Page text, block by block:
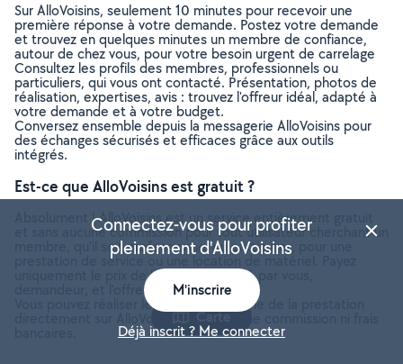
Sur AlloVoisins, seulement 10 minutes pour recevoir une
première réponse à votre demande. Postez votre demande
et trouvez en quelques minutes un membre de confiance,
autour de chez vous, pour votre besoin urgent de carrelage
Consultez les profils des membres, professionnels ou
particuliers, qui vous ont contacté. Présentation, photos de
réalisation, expertises, avis : trouvez l'offreur idéal, adapté à
votre demande et à votre budget.
Conversez ensemble depuis la messagerie AlloVoisins pour
des échanges sécurisés et efficaces grâce aux outils
intégrés.
Est-ce que AlloVoisins est gratuit ?
Absolument ! AlloVoisins est un service entièrement gratuit
et sans aucune commission pour tout utilisateur cherchant un
membre, qu’il soit professionnel ou particulier, pour une
prestation de service ou une location de matériel. Payez
uniquement le prix de la prestation, fixé par vous,
demandeur, et l’offreur.
Vous pouvez réaliser le paiement en ligne de la prestation
Carte
Connectez-vous pour profiter
pleinement d'AlloVoisins
M'inscrire
Déjà inscrit ? Me connecter